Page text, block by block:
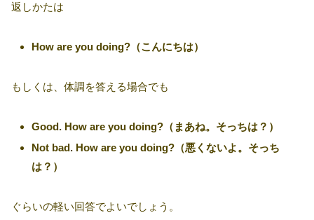
返しかたは
How are you doing?（こんにちは）
もしくは、体調を答える場合でも
Good. How are you doing?（まあね。そっちは？）
Not bad. How are you doing?（悪くないよ。そっち
は？）
ぐらいの軽い回答でよいでしょう。